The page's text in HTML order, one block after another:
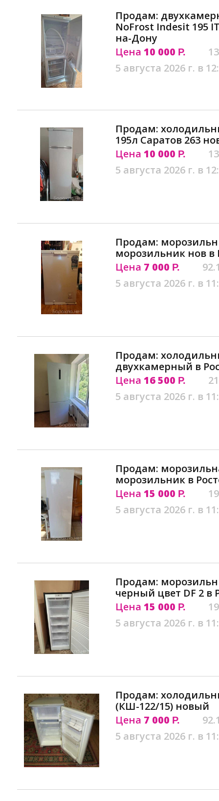
Продам:
NoFrost Indesit 195
на-Дону
Цена 10 000 Р.
5 августа 2026 г. в
Продам:
195л Саратов 263
Цена 10 000 Р.
5 августа 2026 г. в
Продам:
морозильник нов в
Цена 7 000 Р.
5 августа 2026 г. в
Продам:
двухкамерный в
Цена 16 500 Р.
5 августа 2026 г. в
Продам:
морозильник в
Цена 15 000 Р.
5 августа 2026 г. в
Продам:
черный цвет DF 2 в
Цена 15 000 Р.
5 августа 2026 г. в
Продам:
(КШ-122/15) новый
Цена 7 000 Р.
5 августа 2026 г. в